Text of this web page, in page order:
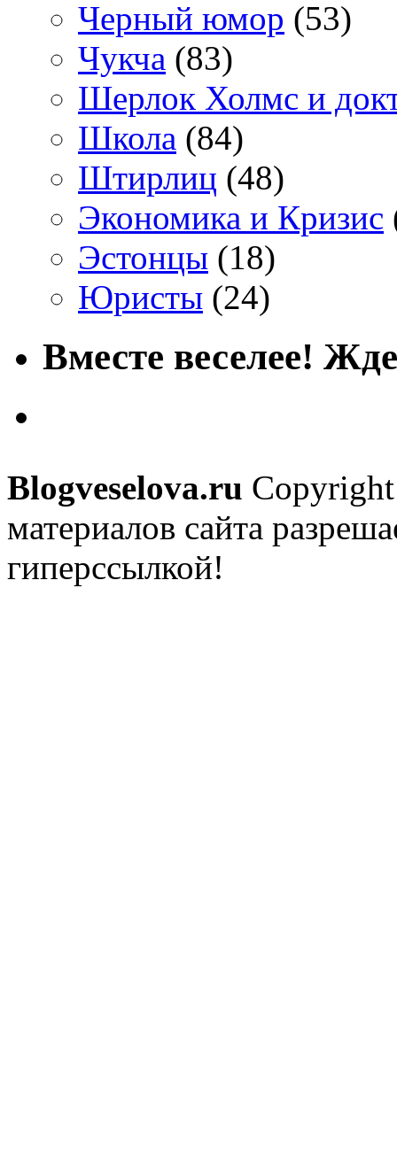
Черный юмор (53)
Чукча (83)
Шерлок Холмс и
Школа (84)
Штирлиц (48)
Экономика и Кризис
Эстонцы (18)
Юристы (24)
Вместе веселее!
Blogveselova.ru
материалов сайта
гиперссылкой!